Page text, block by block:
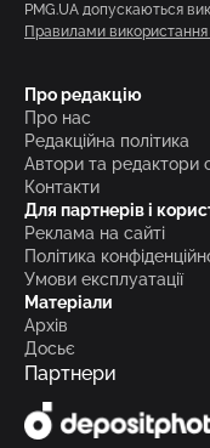
PMG.UA допускаються
Правилами використання
Про редакцію
Про нас
Редакційна політика
Автори та редактори
Контакти
Для партнерів і
Реклама на сайті
Політика
Умови експлуатації
Матеріали
Архів
Досьє
Партнери